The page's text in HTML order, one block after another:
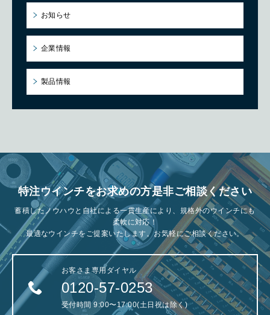
お知らせ
企業情報
製品情報
特注ウインチをお求めの方是非ご相談ください
蓄積したノウハウと自社による一貫生産により、規格外のウインチにも
柔軟に対応！
最適なウインチをご提案いたします。お気軽にご相談ください。
お客さま専用ダイヤル
0120-57-0253
受付時間 9:00〜17:00(土日祝は除く)